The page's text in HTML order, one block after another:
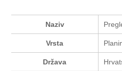
Naziv
Vrsta
Država